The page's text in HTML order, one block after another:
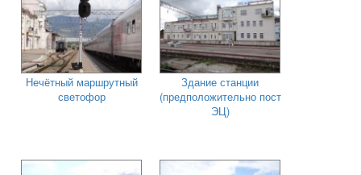
Нечётный маршрутный
светофор
Здание станции
(предположительно пост
ЭЦ)